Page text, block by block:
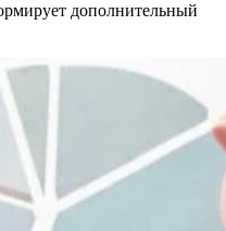
дополнительный